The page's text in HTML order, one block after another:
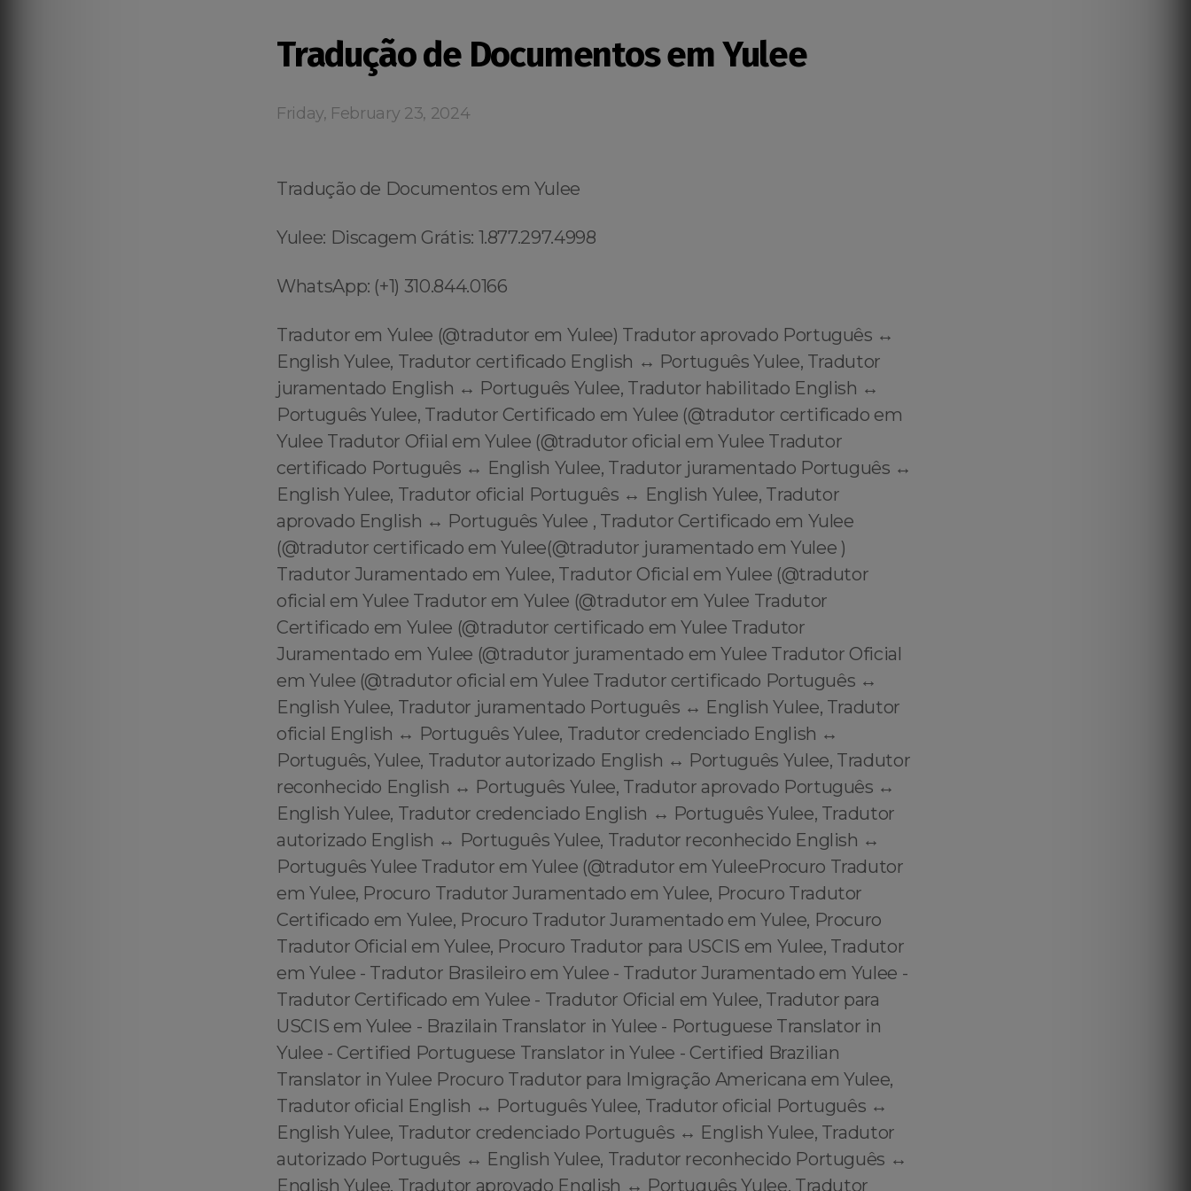
Tradução de Documentos em Yulee
Friday, February 23, 2024
Tradução de Documentos em Yulee
Yulee: Discagem Grátis: 1.877.297.4998
WhatsApp: (+1) 310.844.0166
Tradutor em Yulee (@tradutor em Yulee) Tradutor aprovado Português ↔️
English Yulee, Tradutor certificado English ↔️ Português Yulee, Tradutor
juramentado English ↔️ Português Yulee, Tradutor habilitado English ↔️
Português Yulee, Tradutor Certificado em Yulee (@tradutor certificado em
Yulee Tradutor Ofiial em Yulee (@tradutor oficial em Yulee Tradutor
certificado Português ↔️ English Yulee, Tradutor juramentado Português ↔️
English Yulee, Tradutor oficial Português ↔️ English Yulee, Tradutor
aprovado English ↔️ Português Yulee , Tradutor Certificado em Yulee
(@tradutor certificado em Yulee(@tradutor juramentado em Yulee )
Tradutor Juramentado em Yulee, Tradutor Oficial em Yulee (@tradutor
oficial em Yulee Tradutor em Yulee (@tradutor em Yulee Tradutor
Certificado em Yulee (@tradutor certificado em Yulee Tradutor
Juramentado em Yulee (@tradutor juramentado em Yulee Tradutor Oficial
em Yulee (@tradutor oficial em Yulee Tradutor certificado Português ↔️
English Yulee, Tradutor juramentado Português ↔️ English Yulee, Tradutor
oficial English ↔️ Português Yulee, Tradutor credenciado English ↔️
Português, Yulee, Tradutor autorizado English ↔️ Português Yulee, Tradutor
reconhecido English ↔️ Português Yulee, Tradutor aprovado Português ↔️
English Yulee, Tradutor credenciado English ↔️ Português Yulee, Tradutor
autorizado English ↔️ Português Yulee, Tradutor reconhecido English ↔️
Português Yulee Tradutor em Yulee (@tradutor em YuleeProcuro Tradutor
em Yulee, Procuro Tradutor Juramentado em Yulee, Procuro Tradutor
Certificado em Yulee, Procuro Tradutor Juramentado em Yulee, Procuro
Tradutor Oficial em Yulee, Procuro Tradutor para USCIS em Yulee, Tradutor
em Yulee - Tradutor Brasileiro em Yulee - Tradutor Juramentado em Yulee -
Tradutor Certificado em Yulee - Tradutor Oficial em Yulee, Tradutor para
USCIS em Yulee - Brazilain Translator in Yulee - Portuguese Translator in
Yulee - Certified Portuguese Translator in Yulee - Certified Brazilian
Translator in Yulee Procuro Tradutor para Imigração Americana em Yulee,
Tradutor oficial English ↔️ Português Yulee, Tradutor oficial Português ↔️
English Yulee, Tradutor credenciado Português ↔️ English Yulee, Tradutor
autorizado Português ↔️ English Yulee, Tradutor reconhecido Português ↔️
English Yulee, Tradutor aprovado English ↔️ Português Yulee, Tradutor